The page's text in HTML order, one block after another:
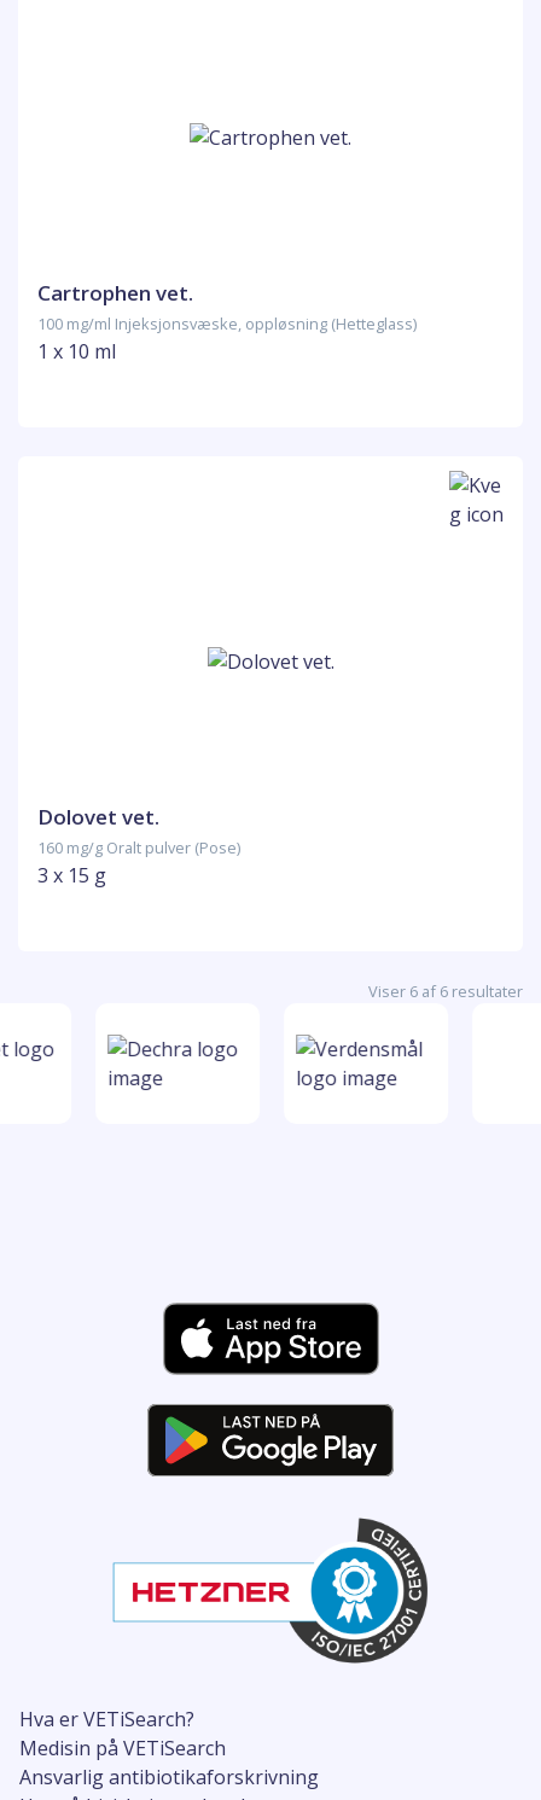
Cartrophen vet.
100 mg/ml Injeksjonsvæske, oppløsning (Hetteglass)
1 x 10 ml
Dolovet vet.
160 mg/g Oralt pulver (Pose)
3 x 15 g
Viser 6 af 6 resultater
Hva er VETiSearch?
Medisin på VETiSearch
Ansvarlig antibiotikaforskrivning